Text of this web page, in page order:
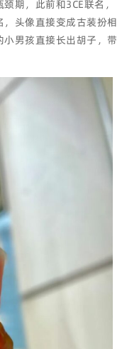
期，此前和3CE联名，
头像直接变成古装扮相
男孩直接长出胡子，带